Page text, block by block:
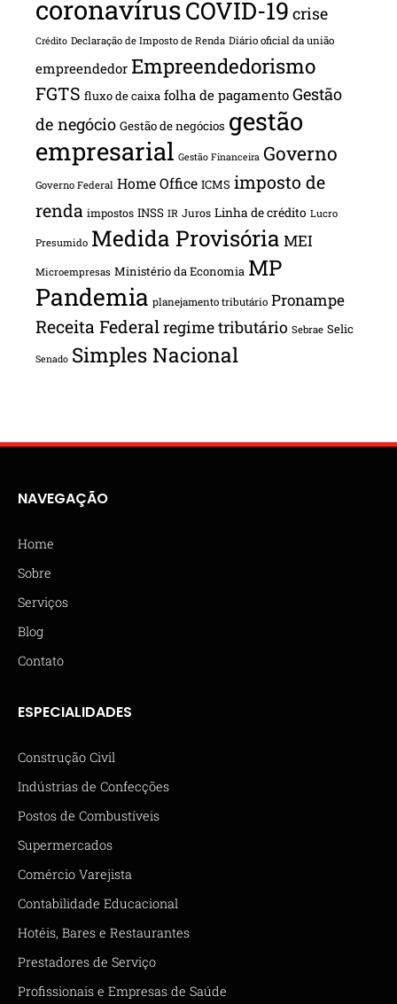
coronavírusCOVID-19 crise
Crédito Declaração de Imposto de Renda Diário oficial da união
empreendedor Empreendedorismo
FGTS fluxo de caixa folha de pagamento Gestão
de negócio Gestão de negócios gestão
empresarial Gestão Financeira Governo
Governo Federal Home Office ICMS imposto de
renda impostos INSS IR Juros Linha de crédito Lucro
Presumido Medida Provisória MEI
Microempresas Ministério da Economia MP
Pandemia planejamento tributário Pronampe
Receita Federalregime tributário Sebrae Selic
Senado Simples Nacional
NAVEGAÇÃO
Home
Sobre
Serviços
Blog
Contato
ESPECIALIDADES
Construção Civil
Indústrias de Confecções
Postos de Combustíveis
Supermercados
Comércio Varejista
Contabilidade Educacional
Hotéis, Bares e Restaurantes
Prestadores de Serviço
Profissionais e Empresas de Saúde